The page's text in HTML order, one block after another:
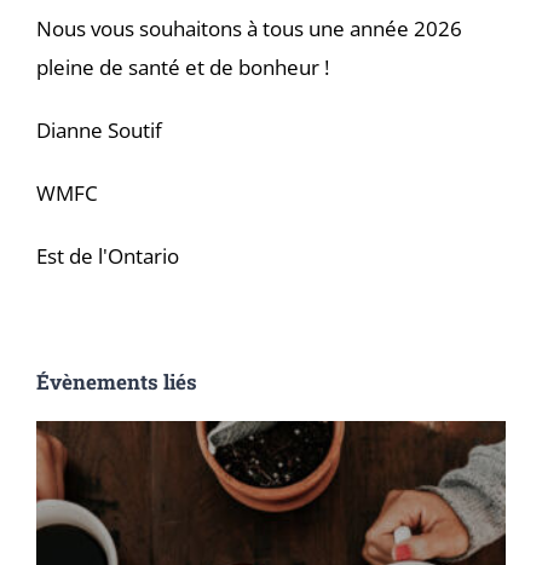
Nous vous souhaitons à tous une année 2026
pleine de santé et de bonheur !
Dianne Soutif
WMFC
Est de l'Ontario
Évènements liés